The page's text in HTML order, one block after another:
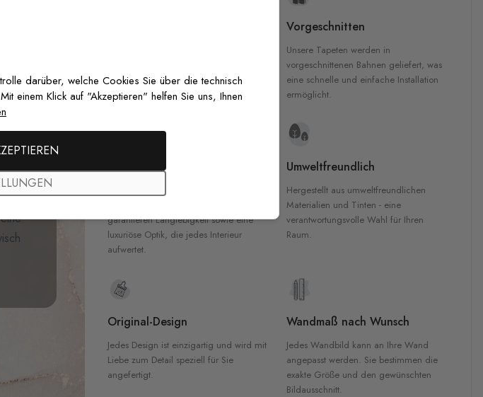
für
zertifizierten Tinten für garantierte
Sicherheit in Innenräumen.
Vorgeschnitten
Unsere Tapeten werden in
vorgeschnittenen Bahnen geliefert, was
eine schnelle und einfache Installation
ermöglicht.
Hochwertige Materialien
garantieren Langlebigkeit sowie eine
luxuriöse Optik, die jedes Interieur
aufwertet.
Umweltfreundlich
Hergestellt aus umweltfreundlichen
Materialien und Tinten - eine
verantwortungsvolle Wahl für Ihren
Raum.
Original-Design
Jedes Design ist einzigartig und wird mit
Liebe zum Detail speziell für Sie
angefertigt.
Wandmaß nach Wunsch
Jedes Wandbild kann an Ihre Wand
angepasst werden. Sie bestimmen die
exakte Größe und den gewünschten
Bildausschnitt.
darüber, welche Cookies Sie über die technisch
einem Klick auf "Akzeptieren" helfen Sie uns, Ihnen